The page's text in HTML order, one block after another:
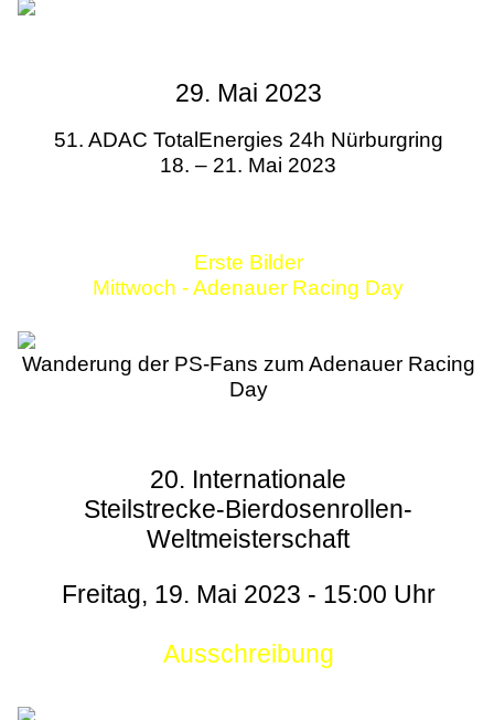
29. Mai 2023
51. ADAC TotalEnergies 24h Nürburgring
18. – 21. Mai 2023
Erste Bilder
Mittwoch - Adenauer Racing Day
Wanderung der PS-Fans zum Adenauer Racing
Day
20. Internationale
Steilstrecke-Bierdosenrollen-
Weltmeisterschaft
Freitag, 19. Mai 2023 - 15:00 Uhr
Ausschreibung